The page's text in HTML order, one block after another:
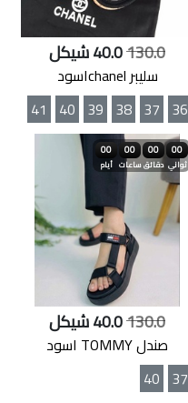
130.0
سليبر chanelاسود
36
37
38
39
40
41
00
أيام
00
ساعات
00
دقائق
00
ثواني
130.0
صندل TOMMY اسود
37
40